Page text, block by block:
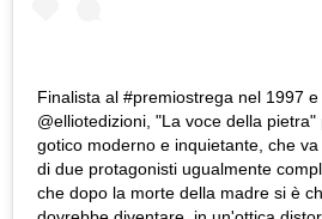
Finalista al #premiostrega nel 1997
@elliotedizioni, "La voce della
gotico moderno e inquietante, che
di due protagonisti ugualmente
che dopo la morte della madre si è